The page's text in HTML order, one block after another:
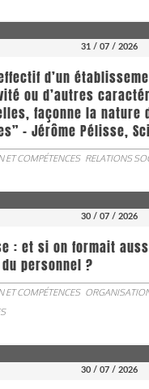
31 / 07 / 2026
d’un
ou d’autres
façonne la nature
- Jérôme Pélisse,
ET COMPÉTENCES RELATIONS
30 / 07 / 2026
: et si on formait
personnel ?
ET COMPÉTENCES
30 / 07 / 2026